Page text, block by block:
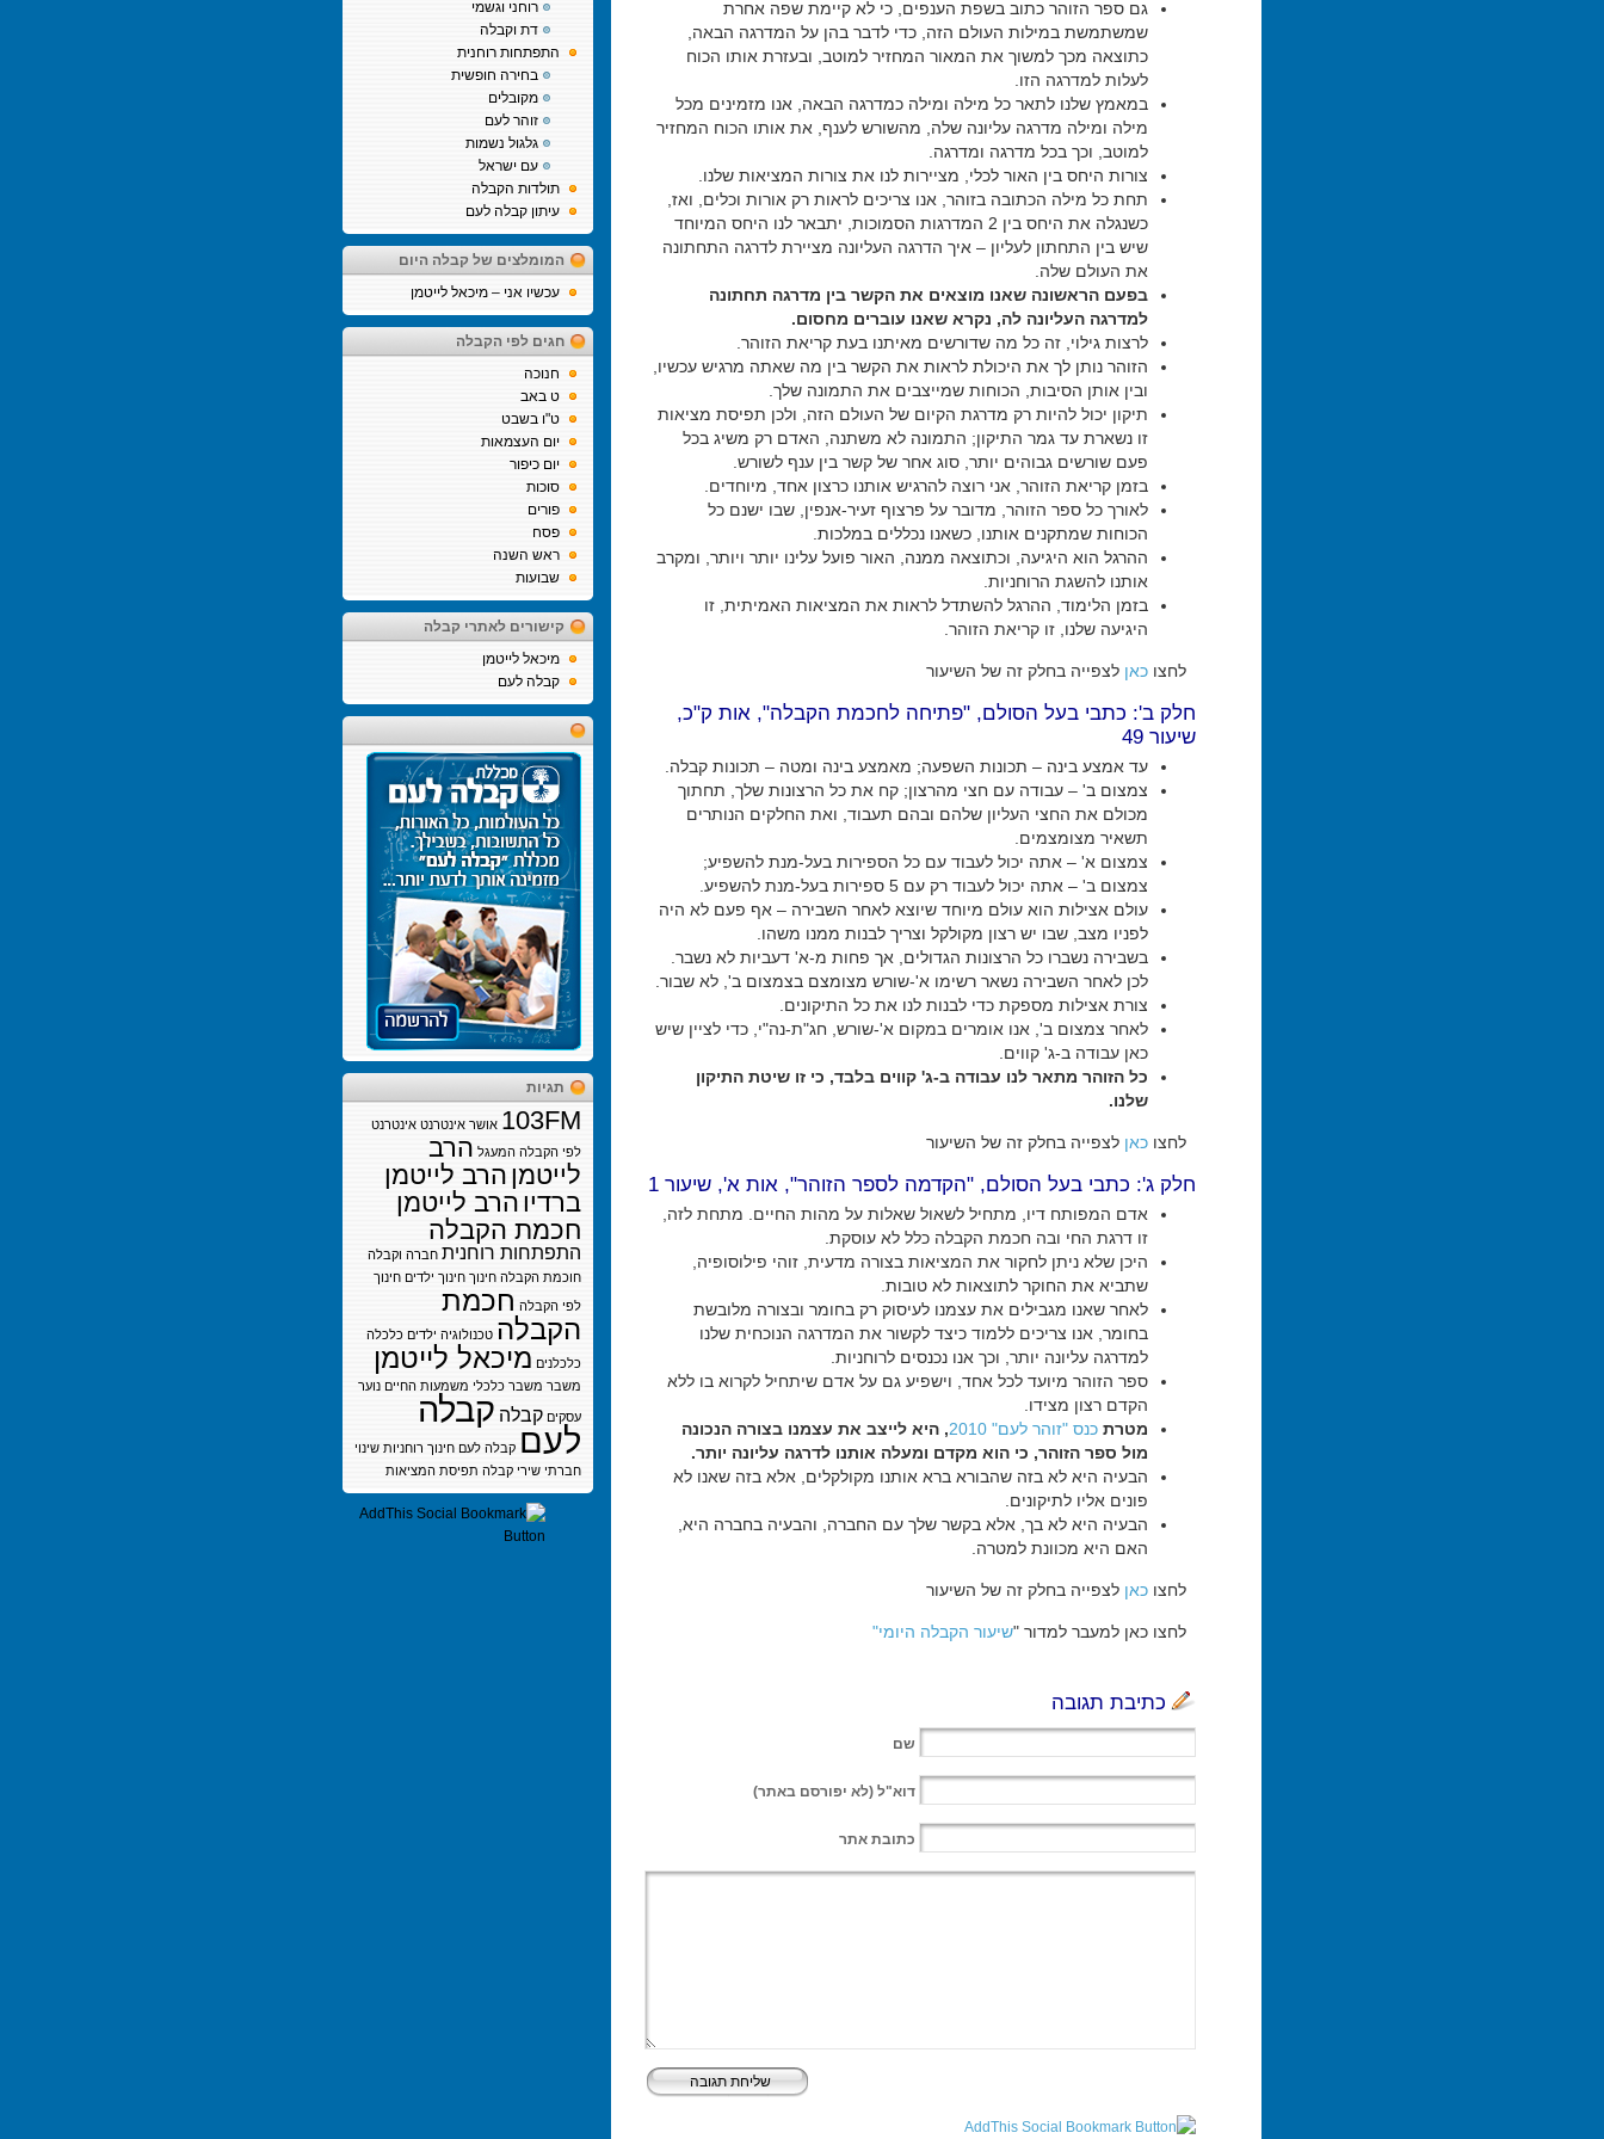
גם ספר הזוהר כתוב בשפת הענפים, כי לא קיימת שפה אחרת
שמשתמשת במילות העולם הזה, כדי לדבר בהן על המדרגה הבאה,
כתוצאה מכך למשוך את המאור המחזיר למוטב, ובעזרת אותו הכוח
לעלות למדרגה הזו.
במאמץ שלנו לתאר כל מילה ומילה כמדרגה הבאה, אנו מזמינים מכל
מילה ומילה מדרגה עליונה שלה, מהשורש לענף, את אותו הכוח המחזיר
למוטב, וכך בכל מדרגה ומדרגה.
צורות היחס בין האור לכלי, מציירות לנו את צורות המציאות שלנו.
תחת כל מילה הכתובה בזוהר, אנו צריכים לראות רק אורות וכלים, ואז,
כשנגלה את היחס בין 2 המדרגות הסמוכות, יתבאר לנו היחס המיוחד
שיש בין התחתון לעליון – איך הדרגה העליונה מציירת לדרגה התחתונה
את העולם שלה.
בפעם הראשונה שאנו מוצאים את הקשר בין מדרגה תחתונה
למדרגה העליונה לה, נקרא שאנו עוברים מחסום.
לרצות גילוי, זה כל מה שדורשים מאיתנו בעת קריאת הזוהר.
הזוהר נותן לך את היכולת לראות את הקשר בין מה שאתה מרגיש עכשיו,
ובין אותן הסיבות, הכוחות שמייצבים את התמונה שלך.
תיקון יכול להיות רק מדרגת הקיום של העולם הזה, ולכן תפיסת מציאות
זו נשארת עד גמר התיקון; התמונה לא משתנה, האדם רק משיג בכל
פעם שורשים גבוהים יותר, סוג אחר של קשר בין ענף לשורש.
בזמן קריאת הזוהר, אני רוצה להרגיש אותנו כרצון אחד, מיוחדים.
לאורך כל ספר הזוהר, מדובר על פרצוף זעיר-אנפין, שבו ישנם כל
הכוחות שמתקנים אותנו, כשאנו נכללים במלכות.
ההרגל הוא היגיעה, וכתוצאה ממנה, האור פועל עלינו יותר ויותר, ומקרב
אותנו להשגת הרוחניות.
בזמן הלימוד, ההרגל להשתדל לראות את המציאות האמיתית, זו
היגיעה שלנו, זו קריאת הזוהר.
לחצו כאן לצפייה בחלק זה של השיעור
חלק ב': כתבי בעל הסולם, "פתיחה לחכמת הקבלה", אות ק"כ,
שיעור 49
עד אמצע בינה – תכונות השפעה; מאמצע בינה ומטה – תכונות קבלה.
צמצום ב' – עבודה עם חצי מהרצון; קח את כל הרצונות שלך, תחתוך
מכולם את החצי העליון שלהם ובהם תעבוד, ואת החלקים הנותרים
תשאיר מצומצמים.
צמצום א' – אתה יכול לעבוד עם כל הספירות בעל-מנת להשפיע;
צמצום ב' – אתה יכול לעבוד רק עם 5 ספירות בעל-מנת להשפיע.
עולם אצילות הוא עולם מיוחד שיוצא לאחר השבירה – אף פעם לא היה
לפניו מצב, שבו יש רצון מקולקל וצריך לבנות ממנו משהו.
בשבירה נשברו כל הרצונות הגדולים, אך פחות מ-א' דעביות לא נשבר.
לכן לאחר השבירה נשאר רשימו א'-שורש מצומצם בצמצום ב', לא שבור.
צורת אצילות מספקת כדי לבנות לנו את כל התיקונים.
לאחר צמצום ב', אנו אומרים במקום א'-שורש, חג"ת-נה"י, כדי לציין שיש
כאן עבודה ב-ג' קווים.
כל הזוהר מתאר לנו עבודה ב-ג' קווים בלבד, כי זו שיטת התיקון
שלנו.
לחצו כאן לצפייה בחלק זה של השיעור
חלק ג': כתבי בעל הסולם, "הקדמה לספר הזוהר", אות א', שיעור 1
אדם המפותח דיו, מתחיל לשאול שאלות על מהות החיים. מתחת לזה,
זו דרגת החי ובה חכמת הקבלה כלל לא עוסקת.
היכן שלא ניתן לחקור את המציאות בצורה מדעית, זוהי פילוסופיה,
שתביא את החוקר לתוצאות לא טובות.
לאחר שאנו מגבילים את עצמנו לעיסוק רק בחומר ובצורה מלובשת
בחומר, אנו צריכים ללמוד כיצד לקשור את המדרגה הנוכחית שלנו
למדרגה עליונה יותר, וכך אנו נכנסים לרוחניות.
ספר הזוהר מיועד לכל אחד, וישפיע גם על אדם שיתחיל לקרוא בו ללא
הקדם רצון מצידו.
מטרת כנס "זוהר לעם" 2010
, היא לייצב את עצמנו בצורה הנכונה
מול ספר הזוהר, כי הוא מקדם ומעלה אותנו לדרגה עליונה יותר.
הבעיה היא לא בזה שהבורא ברא אותנו מקולקלים, אלא בזה שאנו לא
פונים אליו לתיקונים.
הבעיה היא לא בך, אלא בקשר שלך עם החברה, והבעיה בחברה היא,
האם היא מכוונת למטרה.
לחצו כאן לצפייה בחלק זה של השיעור
לחצו כאן למעבר למדור "שיעור הקבלה היומי"
כתיבת תגובה
שם
דוא"ל (לא יפורסם באתר)
כתובת אתר
רוחני וגשמי
דת וקבלה
התפתחות רוחנית
בחירה חופשית
מקובלים
זוהר לעם
גלגול נשמות
עם ישראל
תולדות הקבלה
עיתון קבלה לעם
המומלצים של קבלה היום
עכשיו אני – מיכאל לייטמן
חגים לפי הקבלה
חנוכה
ט באב
ט"ו בשבט
יום העצמאות
יום כיפור
סוכות
פורים
פסח
ראש השנה
שבועות
קישורים לאתרי קבלה
מיכאל לייטמן
קבלה לעם
תגיות
103FM אושר אינטרנט אינטרנט
לפי הקבלה המעגל הרב
לייטמן הרב לייטמן
ברדיו הרב לייטמן
חכמת הקבלה
התפתחות רוחנית חברה וקבלה
חוכמת הקבלה חינוך חינוך ילדים חינוך
לפי הקבלה חכמת
הקבלה טכנולוגיה ילדים כלכלה
כלכלנים מיכאל לייטמן
משבר משבר כלכלי משמעות החיים נוער
עסקים קבלה קבלה
לעם קבלה לעם חינוך רוחניות שינוי
חברתי שירי קבלה תפיסת המציאות